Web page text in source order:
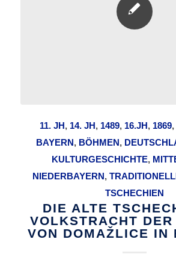
11. JH, 14. JH, 1489, 16.JH, 1869,
BAYERN, BÖHMEN,
KULTURGESCHICHTE,
NIEDERBAYERN,
TSCHECHIEN
DIE ALTE
VOLKSTRACHT DER
VON DOMAŽLICE IN